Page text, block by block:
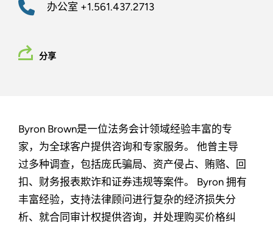
办公室 +1.561.437.2713
分享
Byron Brown是一位法务会计领域经验丰富的专
家，为全球客户提供咨询和专家服务。 他曾主导
过多种调查，包括庞氏骗局、资产侵占、贿赂、回
扣、财务报表欺诈和证券违规等案件。 Byron 拥有
丰富经验，支持法律顾问进行复杂的经济损失分
析、就合同审计权提供咨询，并处理购买价格纠